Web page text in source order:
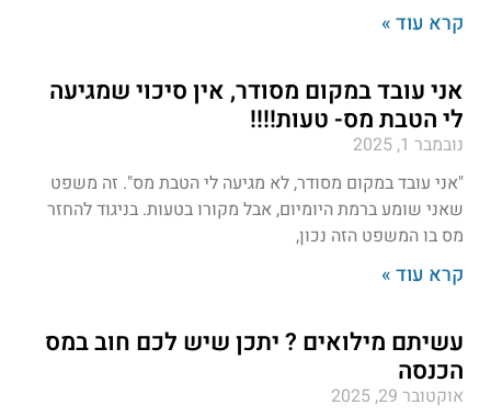
קרא עוד »
אני עובד במקום מסודר, אין סיכוי שמגיעה
לי הטבת מס- טעות!!!!
נובמבר 1, 2025
"אני עובד במקום מסודר, לא מגיעה לי הטבת מס". זה משפט
שאני שומע ברמת היומיום, אבל מקורו בטעות. בניגוד להחזר
מס בו המשפט הזה נכון,
קרא עוד »
עשיתם מילואים ? יתכן שיש לכם חוב במס
הכנסה
אוקטובר 29, 2025